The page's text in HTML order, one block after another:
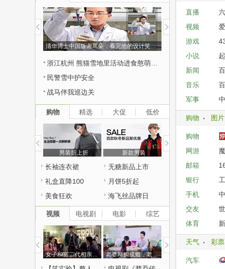
直播
视频
游戏
小说
新闻
音乐
军事
购物 图片
购物
网游
邮箱
银行
手机
交友
体育
天气 彩票
汽车
清华博士中国版谢耳朵，看完他的设计笑到不能自已
民警雪中护安全
战马伴我巡边关
购物 精选 大促 低价
男装折上折 新款男装
长袖连衣裙
无糖新品上市
礼盒直降100
月饼5折起
美食狂欢
海飞丝品牌日
视频 电视剧 电影 综艺
女子和富二代相亲被男友撞见，富二代拦小伙不让走，这是要单挑？ 老婆网购成瘾，老公没辙只好请丈母娘出山，果然姜还是老的辣！